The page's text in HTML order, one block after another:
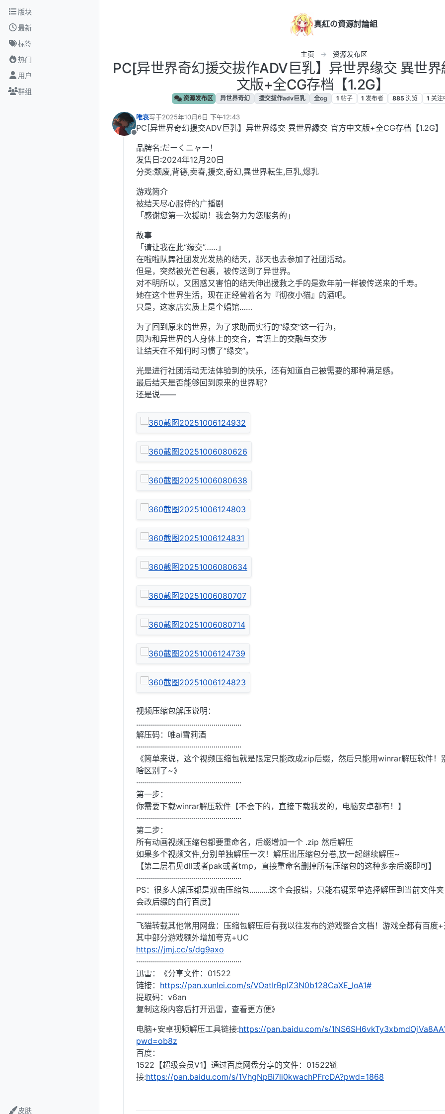
跳转至内容
版块
最新
标签
热门
用户
群组
皮肤
真紅の資源討論組
主页 资源发布区
PC[异世界奇幻援交拔作ADV巨乳】异世界缘交 異世界
文版+全CG存档【1.2G】
资源发布区 异世界奇幻 援交拔作adv巨乳 全cg 1 帖子 1 发布者 885 浏览 1 关注
离线
唯哀写于2025年10月6日 下午12:43
最后由 编辑
PC[异世界奇幻援交ADV巨乳】异世界缘交 異世界縁交 官方中文版+全CG存档【1.2G】
品牌名:だーくニャー！
发售日:2024年12月20日
分类:颓废,背德,卖春,援交,奇幻,異世界転生,巨乳,爆乳
游戏简介
被结天尽心服侍的广播剧
「感谢您第一次援助！我会努力为您服务的」
故事
「请让我在此“缘交”……」
在啦啦队舞社团发光发热的结天，那天也去参加了社团活动。
但是，突然被光芒包裹，被传送到了异世界。
对不明所以，又困惑又害怕的结天伸出援救之手的是数年前一样被传送来的千寿。
她在这个世界生活，现在正经营着名为『彻夜小猫』的酒吧。
只是，这家店实质上是个娼馆……
为了回到原来的世界，为了求助而实行的“缘交”这一行为，
因为和异世界的人身体上的交合，言语上的交融与交涉
让结天在不知何时习惯了“缘交”。
光是进行社团活动无法体验到的快乐，还有知道自己被需要的那种满足感。
最后结天是否能够回到原来的世界呢？
还是说——
视频压缩包解压说明：
.....................................................
解压码：唯ai雪莉酒
·····················································
《简单来说，这个视频压缩包就是限定只能改成zip后缀，然后只能用winrar解压软件！
啥区别了~》
·····················································
第一步：
你需要下载winrar解压软件【不会下的，直接下载我发的，电脑安卓都有！】
·····················································
第二步：
所有动画视频压缩包都要重命名，后缀增加一个 .zip 然后解压
如果多个视频文件,分别单独解压一次！解压出压缩包分卷,放一起继续解压~
【第二层看见dll或者pak或者tmp，直接重命名删掉所有压缩包的这种多余后缀即可】
·····················································
PS：很多人解压都是双击压缩包..........这个会报错，只能右键菜单选择解压到当前文件
会改后缀的自行百度】
····················································
飞猫转载其他常用网盘：压缩包解压后有我以往发布的游戏整合文档！游戏全都有百度+
其中部分游戏额外增加夸克+UC
https://jmj.cc/s/dg9axo
·····················································
迅雷：《分享文件：01522
链接： https://pan.xunlei.com/s/VOatIrBpIZ3N0b128CaXE_IoA1#
提取码：v6an
复制这段内容后打开迅雷，查看更方便》
电脑+安卓视频解压工具链接:https://pan.baidu.com/s/
pwd=ob8z
百度：
1522【超级会员V1】通过百度网盘分享的文件：01522链
接:https://pan.baidu.com/s/1VhgNpBi7li0kwachPFrcDA?pwd=1868